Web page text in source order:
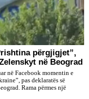
përgjigjet”,
në Beograd
në Facebook momentin e
pas deklaratës së
Rama përmes një